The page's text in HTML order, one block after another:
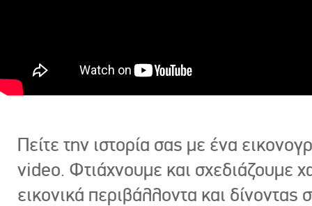
Πείτε την ιστορία σας με ένα
video. Φτιάχνουμε και σχεδιάζουμε
εικονικά περιβάλλοντα και δίνοντας